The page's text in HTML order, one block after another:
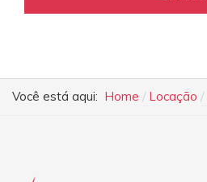
Você está aqui: Home Locação